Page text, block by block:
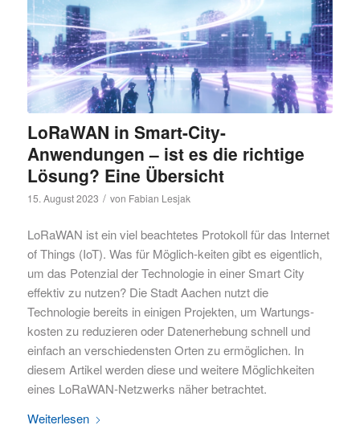
LoRaWAN in Smart-City-
Anwendungen – ist es die richtige
Lösung? Eine Übersicht
15. August 2023 / von Fabian Lesjak
LoRaWAN ist ein viel beachtetes Protokoll für das Internet
of Things (IoT). Was für Möglich-keiten gibt es eigentlich,
um das Potenzial der Technologie in einer Smart City
effektiv zu nutzen? Die Stadt Aachen nutzt die
Technologie bereits in einigen Projekten, um Wartungs-
kosten zu reduzieren oder Datenerhebung schnell und
einfach an verschiedensten Orten zu ermöglichen. In
diesem Artikel werden diese und weitere Möglichkeiten
eines LoRaWAN-Netzwerks näher betrachtet.
Weiterlesen